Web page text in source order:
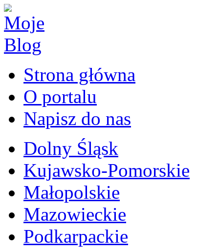
Strona główna
O portalu
Napisz do nas
Dolny Śląsk
Kujawsko-Pomorskie
Małopolskie
Mazowieckie
Podkarpackie